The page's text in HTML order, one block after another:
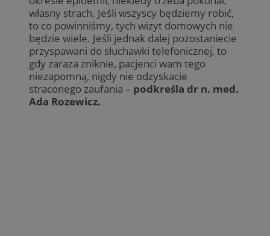
własny strach. Jeśli wszyscy będziemy robić,
to co powinniśmy, tych wizyt domowych nie
będzie wiele. Jeśli jednak dalej pozostaniecie
przyspawani do słuchawki telefonicznej, to
gdy zaraza zniknie, pacjenci wam tego
niezapomną, nigdy nie odzyskacie
straconego zaufania – podkreśla dr n. med.
Ada Rozewicz.